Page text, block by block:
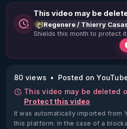
This video may be
Regenere / Thierry
Shields this month to protect
80 views
Posted on
This video may be deleted
Protect this video
It was automatically imported from
this platform. In the case of a